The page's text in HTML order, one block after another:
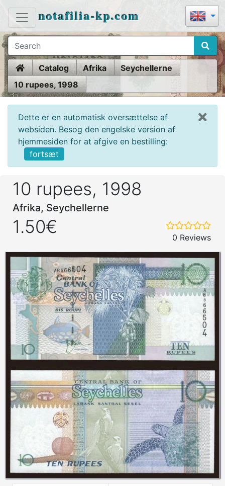
notafilia-kp.com
HomeCatalog Afrika
Seychellerne
10 rupees, 1998
Dette er en automatisk oversættelse af
websiden. Besog den engelske version af
hjemmesiden for at afgive en bestilling:
fortsæt
10 rupees, 1998
Afrika, Seychellerne
1.50€
0 Reviews